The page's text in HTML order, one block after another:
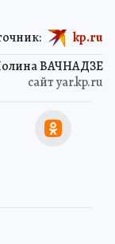
ВАЧНАДЗЕ
сайт yar.kp.ru
kp.ru